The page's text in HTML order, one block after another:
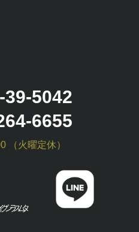
39-5042
6655
（火曜定休）